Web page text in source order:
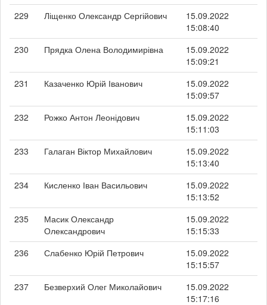
229
Ліщенко Олександр Сергійович
15.09.2022
15:08:40
230
Прядка Олена Володимирівна
15.09.2022
15:09:21
231
Казаченко Юрій Іванович
15.09.2022
15:09:57
232
Рожко Антон Леонідович
15.09.2022
15:11:03
233
Галаган Віктор Михайлович
15.09.2022
15:13:40
234
Кисленко Іван Васильович
15.09.2022
15:13:52
235
Масик Олександр
Олександрович
15.09.2022
15:15:33
236
Слабенко Юрій Петрович
15.09.2022
15:15:57
237
Безверхий Олег Миколайович
15.09.2022
15:17:16